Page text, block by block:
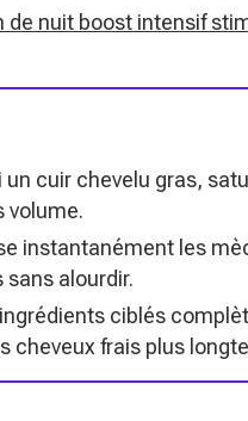
de nuit boost intensif
cuir chevelu gras,
volume.
instantanément les
alourdir.
ciblés
cheveux frais plus